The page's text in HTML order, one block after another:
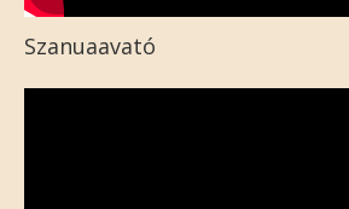
Szanuaavató